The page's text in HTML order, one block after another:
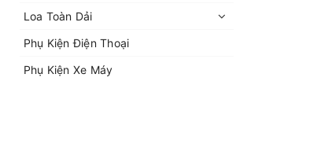
Loa Toàn Dải
Phụ Kiện Điện Thoại
Phụ Kiện Xe Máy